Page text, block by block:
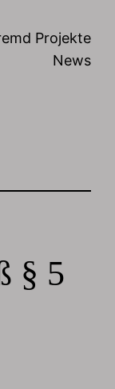
Projekte
News
§ 5